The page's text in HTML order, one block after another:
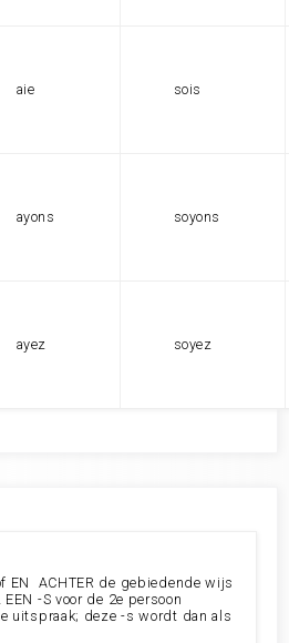
aie sois
ayons soyons
ayez soyez
EN ACHTER de gebiedende wijs
-S voor de 2e persoon
uitspraak; deze -s wordt dan als